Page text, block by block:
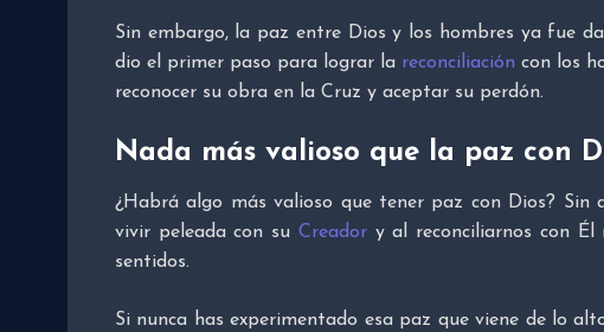
Sin embargo, la paz entre Dios y los hombres ya fue
dio el primer paso para lograr la reconciliación con los
reconocer su obra en la Cruz y aceptar su perdón.
Nada más valioso que la paz con
¿Habrá algo más valioso que tener paz con Dios? Sin
vivir peleada con su Creadory al reconciliarnos con Él
sentidos.
Si nunca has experimentado esa paz que viene de lo